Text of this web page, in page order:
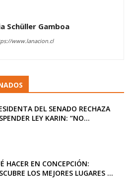
Schüller Gamboa
www.lanacion.cl
DEL SENADO RECHAZA
LEY KARIN: “NO...
HACER EN CONCEPCIÓN:
LOS MEJORES LUGARES ...